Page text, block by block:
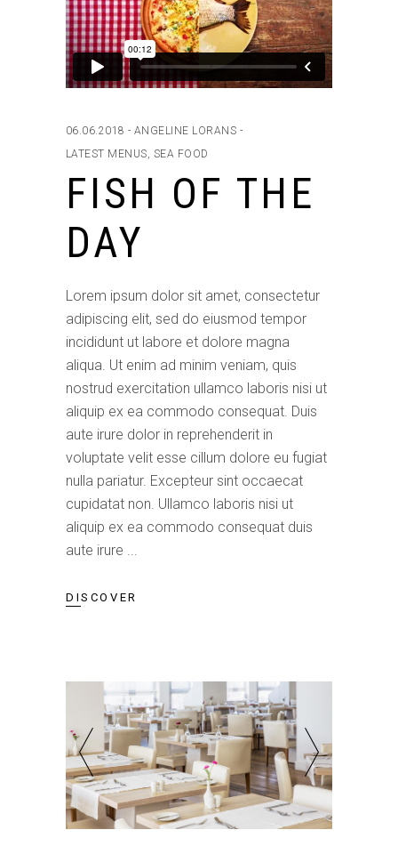
06.06.2018
ANGELINE LORANS
LATEST MENUS, SEA FOOD
FISH OF THE
DAY
Lorem ipsum dolor sit amet, consectetur
adipiscing elit, sed do eiusmod tempor
incididunt ut labore et dolore magna
aliqua. Ut enim ad minim veniam, quis
nostrud exercitation ullamco laboris nisi ut
aliquip ex ea commodo consequat. Duis
aute irure dolor in reprehenderit in
voluptate velit esse cillum dolore eu fugiat
nulla pariatur. Excepteur sint occaecat
cupidatat non. Ullamco laboris nisi ut
aliquip ex ea commodo consequat duis
aute irure
DISCOVER